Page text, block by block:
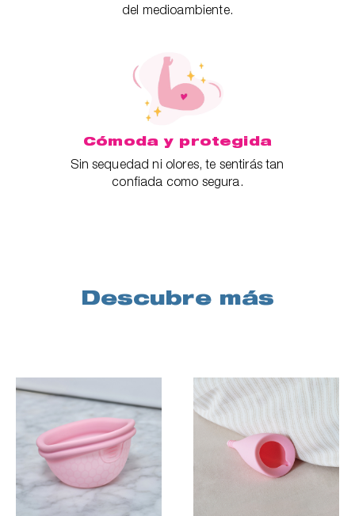
del medioambiente.
Cómoda y protegida
Sin sequedad ni olores, te sentirás tan
confiada como segura.
Descubre más